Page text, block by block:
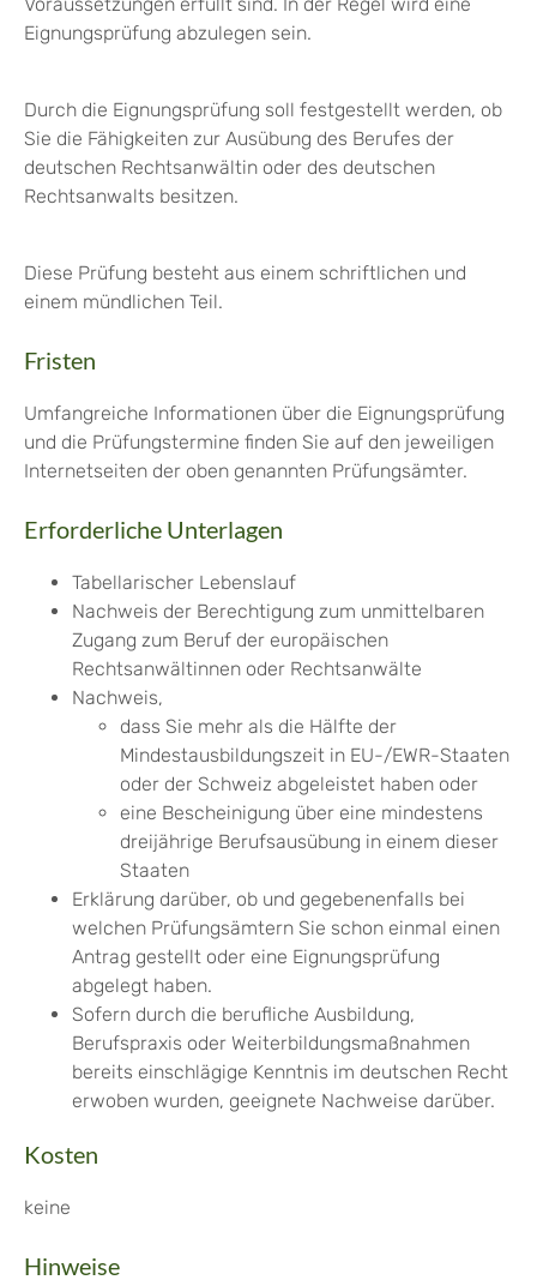
Eignungsprüfung abzulegen sein.
Durch die Eignungsprüfung soll festgestellt werden, ob
Sie die Fähigkeiten zur Ausübung des Berufes der
deutschen Rechtsanwältin oder des deutschen
Rechtsanwalts besitzen.
Diese Prüfung besteht aus einem schriftlichen und
einem mündlichen Teil.
Fristen
Umfangreiche Informationen über die Eignungsprüfung
und die Prüfungstermine finden Sie auf den jeweiligen
Internetseiten der oben genannten Prüfungsämter.
Erforderliche Unterlagen
Tabellarischer Lebenslauf
Nachweis der Berechtigung zum unmittelbaren
Zugang zum Beruf der europäischen
Rechtsanwältinnen oder Rechtsanwälte
Nachweis,
dass Sie mehr als die Hälfte der
Mindestausbildungszeit in EU-/EWR-Staaten
oder der Schweiz abgeleistet haben oder
eine Bescheinigung über eine mindestens
dreijährige Berufsausübung in einem dieser
Staaten
Erklärung darüber, ob und gegebenenfalls bei
welchen Prüfungsämtern Sie schon einmal einen
Antrag gestellt oder eine Eignungsprüfung
abgelegt haben.
Sofern durch die berufliche Ausbildung,
Berufspraxis oder Weiterbildungsmaßnahmen
bereits einschlägige Kenntnis im deutschen Recht
erwoben wurden, geeignete Nachweise darüber.
Kosten
keine
Hinweise